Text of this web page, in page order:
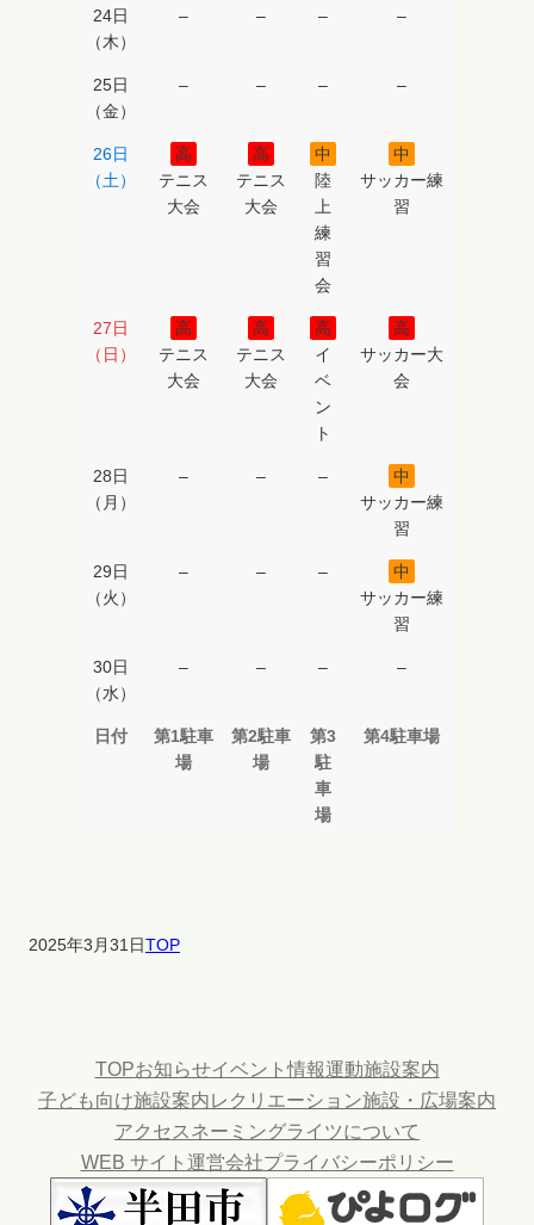
24日
（木）
– – – –
25日
（金）
– – – –
26日
（土）
高
テニス
大会
高
テニス
大会
中
陸
上
練
習
会
中
サッカー練
習
27日
（日）
高
テニス
大会
高
テニス
大会
高
イ
ベ
ン
ト
高
サッカー大
会
28日
（月）
– – –
中
サッカー練
習
29日
（火）
– – –
中
サッカー練
習
30日
（水）
– – – –
日付
第1駐車
場
第2駐車
場
第3
駐
車
場
第4駐車場
2025年3月31日TOP
TOPお知らせイベント情報運動施設案内
子ども向け施設案内レクリエーション施設・広場案内
アクセス ネーミングライツについて
WEB サイト運営会社プライバシーポリシー